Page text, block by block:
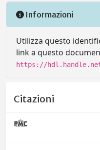
Informazioni
Utilizza questo
link a questo
https://
Citazioni